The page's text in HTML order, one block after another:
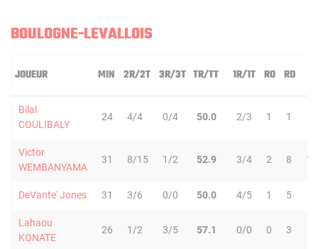
BOULOGNE-LEVALLOIS
JOUEUR MIN 2R/2T 3R/3T TR/TT 1R/1T RO RD
Bilal
COULIBALY
24 4/4 0/4 50.0 2/3 1 1
Victor
WEMBANYAMA
31 8/15 1/2 52.9 3/4 2 8 10
DeVante' Jones 31 3/6 0/0 50.0 4/5 1 5
Lahaou
KONATE
26 1/2 3/5 57.1 0/0 0 3